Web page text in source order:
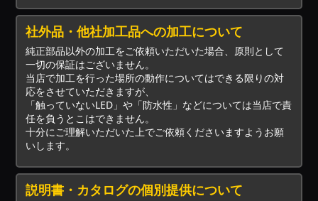
社外品・他社加工品への加工について
純正部品以外の加工をご依頼いただいた場合、原則として
一切の保証はございません。
当店で加工を行った場所の動作についてはできる限りの対
応をさせていただきますが、
「触っていないLED」や「防水性」などについては当店で責
任を負うとこはできません。
十分にご理解いただいた上でご依頼くださいますようお願
いします。
説明書・カタログの個別提供について